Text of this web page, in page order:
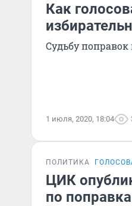
Как
Судьбу
1 июля, 2020, 18:04
ПОЛИТИКА
ЦИК
по